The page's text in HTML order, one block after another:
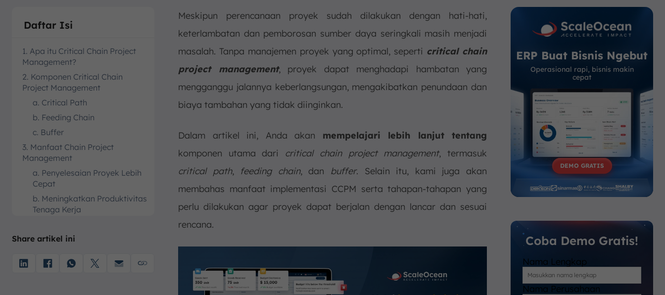
Daftar Isi
1. Apa itu Critical Chain Project
Management?
2. Komponen Critical Chain
Project Management
a. Critical Path
b. Feeding Chain
c. Buffer
3. Manfaat Chain Project
Management
a. Penyelesaian Proyek Lebih
Cepat
b. Meningkatkan Produktivitas
Tenaga Kerja
d. Mengoptimalkan
4. Tahapan Menggunakan Critical
Share artikel ini
Meskipun perencanaan proyek sudah dilakukan dengan hati-hati,
keterlambatan dan pemborosan sumber daya seringkali masih menjadi
masalah. Tanpa manajemen proyek yang optimal, seperti critical chain
project management, proyek dapat menghadapi hambatan yang
mengganggu jalannya keberlangsungan, mengakibatkan penundaan dan
biaya tambahan yang tidak diinginkan.
Dalam artikel ini, Anda akan mempelajari lebih lanjut tentang
komponen utama dari critical chain project management, termasuk
critical path, feeding chain, dan buffer. Selain itu, kami juga akan
membahas manfaat implementasi CCPM serta tahapan-tahapan yang
perlu dilakukan agar proyek dapat berjalan dengan lancar dan sesuai
rencana.
ERP Buat Bisnis Ngebut
Operasional rapi, bisnis makin
cepat
DEMO GRATIS
Coba Demo Gratis!
Nama Lengkap
Nama Perusahaan